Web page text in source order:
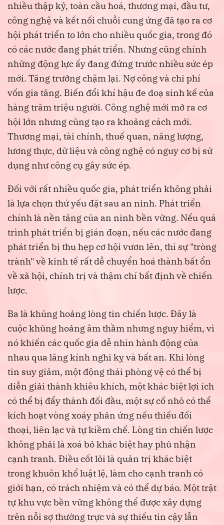
nhiều thập kỷ, toàn cầu hoá, thương mại, đầu tư,
công nghệ và kết nối chuỗi cung ứng đã tạo ra cơ
hội phát triển to lớn cho nhiều quốc gia, trong đó
có các nước đang phát triển. Nhưng cũng chính
những động lực ấy đang đứng trước nhiều sức ép
mới. Tăng trưởng chậm lại. Nợ công và chi phí
vốn gia tăng. Biến đổi khí hậu đe doạ sinh kế của
hàng trăm triệu người. Công nghệ mới mở ra cơ
hội lớn nhưng cũng tạo ra khoảng cách mới.
Thương mại, tài chính, thuế quan, năng lượng,
lương thực, dữ liệu và công nghệ có nguy cơ bị sử
dụng như công cụ gây sức ép.
Đối với rất nhiều quốc gia, phát triển không phải
là lựa chọn thứ yếu đặt sau an ninh. Phát triển
chính là nền tảng của an ninh bền vững. Nếu quá
trình phát triển bị gián đoạn, nếu các nước đang
phát triển bị thu hẹp cơ hội vươn lên, thì sự "tròng
trành" về kinh tế rất dễ chuyển hoá thành bất ổn
về xã hội, chính trị và thậm chí bất định về chiến
lược.
Ba là khủng hoảng lòng tin chiến lược. Đây là
cuộc khủng hoảng âm thầm nhưng nguy hiểm, vì
nó khiến các quốc gia dễ nhìn hành động của
nhau qua lăng kính nghi kỵ và bất an. Khi lòng
tin suy giảm, một động thái phòng vệ có thể bị
diễn giải thành khiêu khích, một khác biệt lợi ích
có thể bị đẩy thành đối đầu, một sự cố nhỏ có thể
kích hoạt vòng xoáy phản ứng nếu thiếu đối
thoại, liên lạc và tự kiềm chế. Lòng tin chiến lược
không phải là xoá bỏ khác biệt hay phủ nhận
cạnh tranh. Điều cốt lõi là quản trị khác biệt
trong khuôn khổ luật lệ, làm cho cạnh tranh có
giới hạn, có trách nhiệm và có thể dự báo. Một trật
tự khu vực bền vững không thể được xây dựng
trên nỗi sợ thường trực và sự thiếu tin cậy lẫn